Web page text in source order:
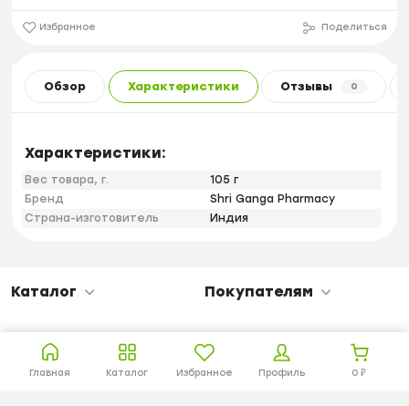
Главная Каталог Избранное Профиль 0₽
Избранное Поделиться
Обзор Характеристики Отзывы 0
Характеристики:
Вес товара, г.
105 г
Бренд
Shri Ganga Pharmacy
Страна-изготовитель
Индия
Каталог Покупателям